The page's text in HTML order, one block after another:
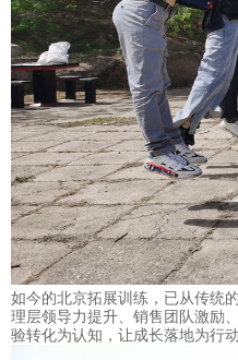
如今的北京拓展训练，已从传统
理层领导力提升、销售团队激励
验转化为认知，让成长落地为行